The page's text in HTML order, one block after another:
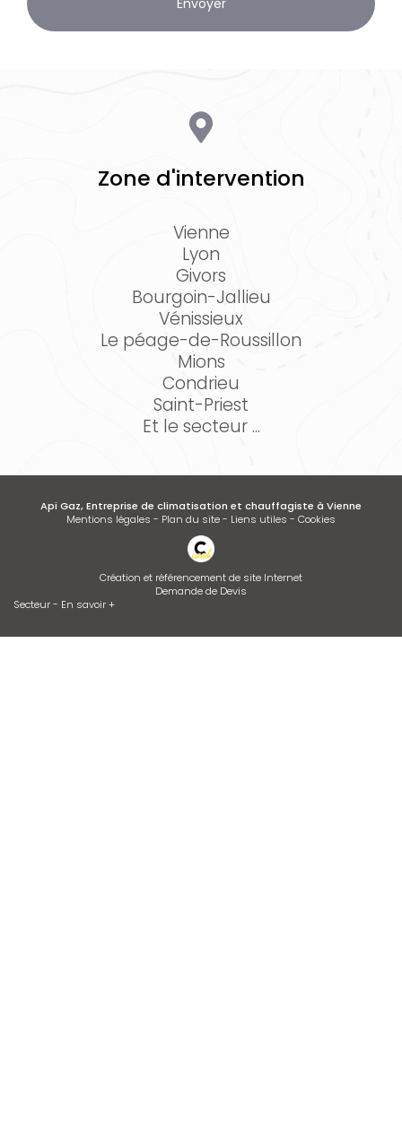
Zone d'intervention
Vienne
Lyon
Givors
Bourgoin-Jallieu
Vénissieux
Le péage-de-Roussillon
Mions
Condrieu
Saint-Priest
Et le secteur ...
Api Gaz, Entreprise de climatisation et chauffagiste à Vienne
Mentions légales - Plan du site- Liens utiles - Cookies
Création et référencement de site Internet
Demande de Devis
Secteur- En savoir +